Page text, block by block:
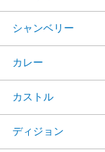
シャンベリー
カレー
カストル
ディジョン